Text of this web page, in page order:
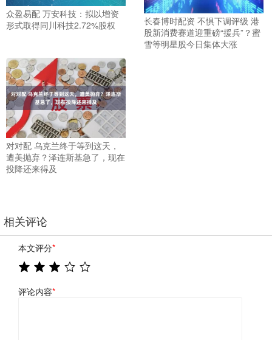
众盈易配 万安科技：拟以增资
形式取得同川科技2.72%股权
长春博时配资 不惧下调评级 港
股新消费赛道迎重磅“援兵”？蜜
雪等明星股今日集体大涨
对对配 乌克兰终于等到这天，
遭美抛弃？泽连斯基急了，现在
投降还来得及
相关评论
本文评分*
评论内容*